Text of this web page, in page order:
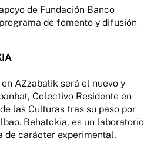
de Fundación Banco
de fomento y difusión
AZzabalik será el nuevo y
Colectivo Residente en
las Culturas tras su paso por
Behatokia, es un laboratorio
de carácter experimental,